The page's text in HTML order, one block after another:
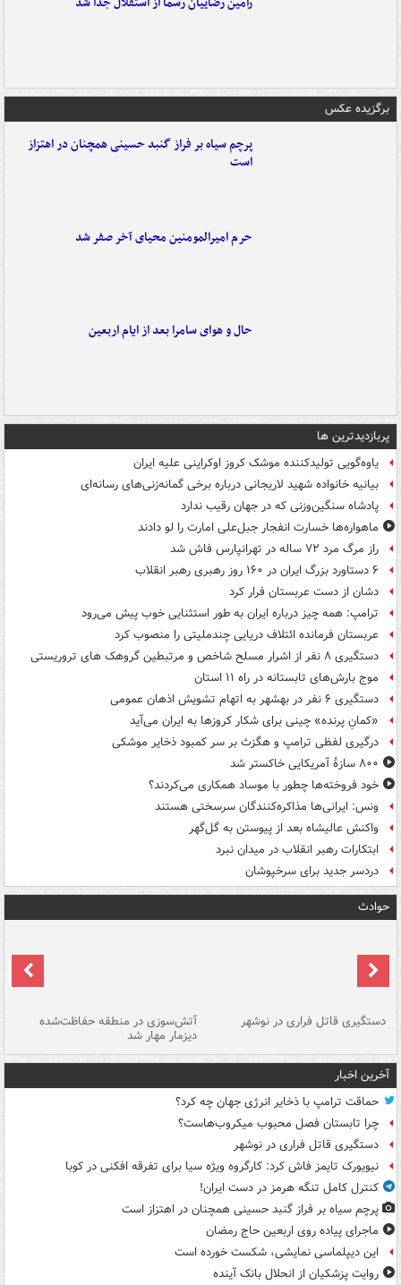
برگزیده عکس
پرچم سیاه بر فراز گنبد حسینی همچنان در اهتزاز
است
حرم امیرالمومنین محیای آخر صفر شد
حال و هوای سامرا بعد از ایام اربعین
پربازدیدترین ها
یاوه‌گویی تولیدکننده موشک کروز اوکراینی علیه ایران
بیانیه خانواده شهید لاریجانی درباره برخی گمانه‌زنی‌های رسانه‌ای
پادشاه سنگین‌وزنی که در جهان رقیب ندارد
ماهواره‌ها خسارت انفجار جبل‌علی امارت را لو دادند
راز مرگ مرد ۷۲ ساله در تهرانپارس فاش شد
۶ دستاورد بزرگ ایران در ۱۶۰ روز رهبری رهبر انقلاب
دشان از دست عربستان فرار کرد
ترامپ: همه چیز درباره ایران به طور استثنایی خوب پیش می‌رود
عربستان فرمانده ائتلاف دریایی چندملیتی را منصوب کرد
دستگیری ۸ نفر از اشرار مسلح شاخص و مرتبطین گروهک های تروریستی
موج بارش‌های تابستانه در راه ۱۱ استان
دستگیری ۶ نفر در بهشهر به اتهام تشویش اذهان عمومی
«کمانِ پرنده» چینی برای شکار کروزها به ایران می‌آید
درگیری لفظی ترامپ و هگزث بر سر کمبود ذخایر موشکی
۸۰۰ سازۀ آمریکایی خاکستر شد
خود فروخته‌ها چطور با موساد همکاری می‌کردند؟
ونس: ایرانی‌ها مذاکره‌کنندگان سرسختی هستند
واکنش عالیشاه بعد از پیوستن به گل‌گهر
ابتکارات رهبر انقلاب در میدان نبرد
دردسر جدید برای سرخپوشان
حوادث
دستگیری قاتل فراری در نوشهر آتش‌سوزی در منطقه حفاظت‌شده
دیزمار مهار شد
آخرین اخبار
حماقت ترامپ با ذخایر انرژی جهان چه کرد؟
چرا تابستان فصل محبوب میکروب‌هاست؟
دستگیری قاتل فراری در نوشهر
نیویورک تایمز فاش کرد: کارگروه ویژه سیا برای تفرقه افکنی در کوبا
کنترل کامل تنگه هرمز در دست ایران!
پرچم سیاه بر فراز گنبد حسینی همچنان در اهتزاز است
ماجرای پیاده روی اربعین حاج رمضان
این دیپلماسی نمایشی، شکست خورده است
روایت پزشکیان از انحلال بانک آینده